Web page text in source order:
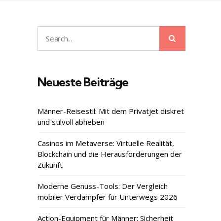
Search
for:
Neueste Beiträge
Männer-Reisestil: Mit dem Privatjet diskret
und stilvoll abheben
Casinos im Metaverse: Virtuelle Realität,
Blockchain und die Herausforderungen der
Zukunft
Moderne Genuss-Tools: Der Vergleich
mobiler Verdampfer für Unterwegs 2026
Action-Equipment für Männer: Sicherheit